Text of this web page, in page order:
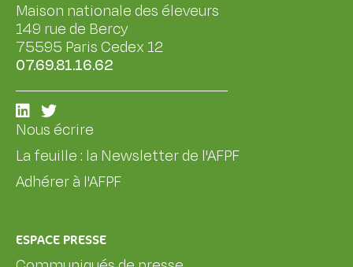
Maison nationale des éleveurs
149 rue de Bercy
75595 Paris Cedex 12
07.69.81.16.62
Nous écrire
La feuille : la Newsletter de l'AFPF
Adhérer à l'AFPF
ESPACE PRESSE